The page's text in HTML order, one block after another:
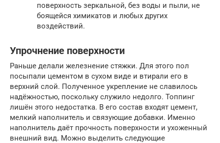
поверхность зеркальной, без воды и пыли, не
боящейся химикатов и любых других
воздействий.
Упрочнение поверхности
Раньше делали железнение стяжки. Для этого пол
посыпали цементом в сухом виде и втирали его в
верхний слой. Полученное укрепление не славилось
надёжностью, поскольку служило недолго. Топпинг
лишён этого недостатка. В его состав входят цемент,
мелкий наполнитель и связующие добавки. Именно
наполнитель даёт прочность поверхности и ухоженный
внешний вид. Можно выделить следующие